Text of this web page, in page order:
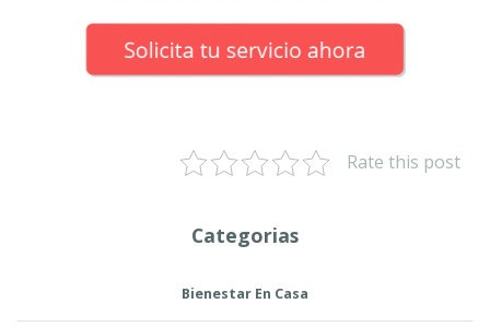
Rate this post
Categorias
Bienestar En Casa